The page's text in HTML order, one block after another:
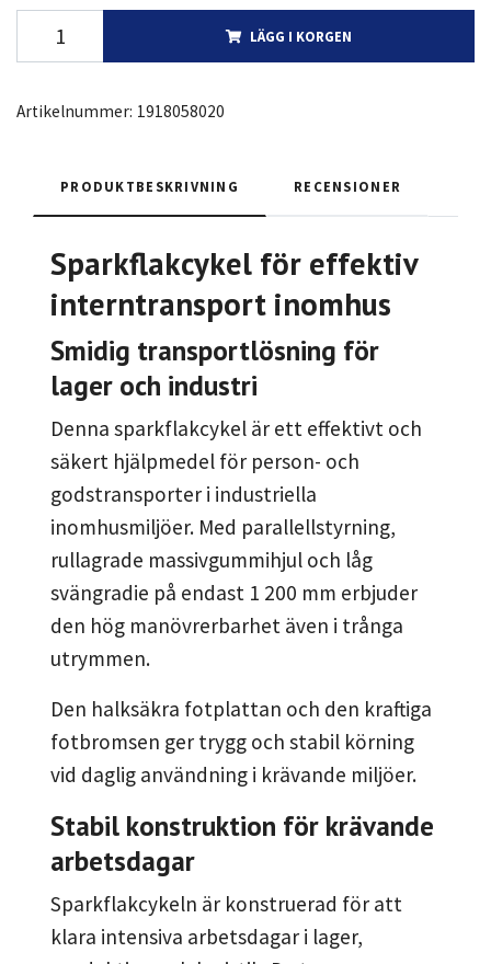
LÄGG I KORGEN
Artikelnummer: 1918058020
PRODUKTBESKRIVNING RECENSIONER
Sparkflakcykel för effektiv
interntransport inomhus
Smidig transportlösning för
lager och industri
Denna sparkflakcykel är ett effektivt och
säkert hjälpmedel för person- och
godstransporter i industriella
inomhusmiljöer. Med parallellstyrning,
rullagrade massivgummihjul och låg
svängradie på endast 1 200 mm erbjuder
den hög manövrerbarhet även i trånga
utrymmen.
Den halksäkra fotplattan och den kraftiga
fotbromsen ger trygg och stabil körning
vid daglig användning i krävande miljöer.
Stabil konstruktion för krävande
arbetsdagar
Sparkflakcykeln är konstruerad för att
klara intensiva arbetsdagar i lager,